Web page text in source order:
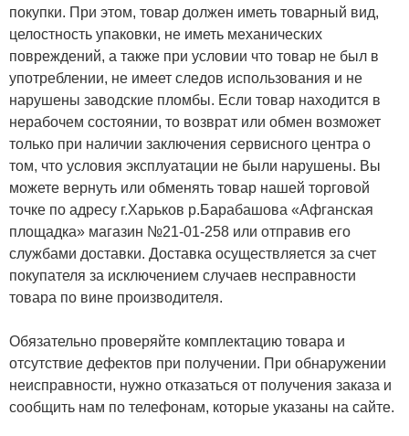
покупки. При этом, товар должен иметь товарный вид,
целостность упаковки, не иметь механических
повреждений, а также при условии что товар не был в
употреблении, не имеет следов использования и не
нарушены заводские пломбы. Если товар находится в
нерабочем состоянии, то возврат или обмен возможет
только при наличии заключения сервисного центра о
том, что условия эксплуатации не были нарушены. Вы
можете вернуть или обменять товар нашей торговой
точке по адресу г.Харьков р.Барабашова «Афганская
площадка» магазин №21-01-258 или отправив его
службами доставки. Доставка осуществляется за счет
покупателя за исключением случаев несправности
товара по вине производителя.
Обязательно проверяйте комплектацию товара и
отсутствие дефектов при получении. При обнаружении
неисправности, нужно отказаться от получения заказа и
сообщить нам по телефонам, которые указаны на сайте.